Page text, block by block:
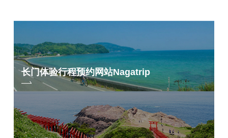
长门体验行程预约网站Nagatrip